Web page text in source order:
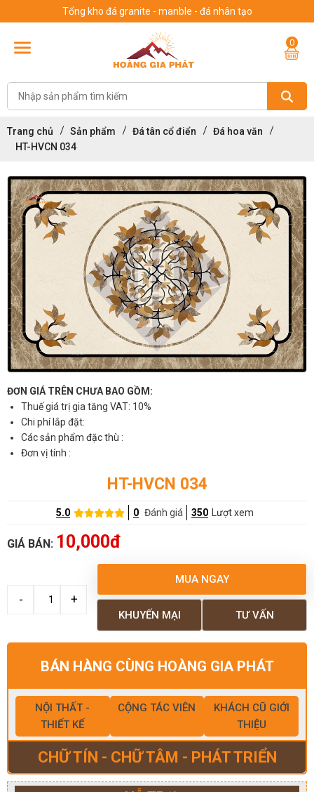
Tổng kho đá granite - manble - đá nhân tạo
0
Trang chủ Sản phẩm Đá tân cổ điển
Đá hoa văn
HT-HVCN 034
ĐƠN GIÁ TRÊN CHƯA BAO GỒM:
Thuế giá trị gia tăng VAT: 10%
Chi phí lắp đặt:
Các sản phẩm đặc thù :
Đơn vị tính :
HT-HVCN 034
5.0 0 Đánh giá 350 Lượt xem
GIÁ BÁN: 10,000đ
MUA NGAY
TƯ VẤN
KHUYẾN MẠI
BÁN HÀNG CÙNG HOÀNG GIA PHÁT
NỘI THẤT -
THIẾT KẾ
CỘNG TÁC VIÊN
KHÁCH CŨ GIỚI
THIỆU
CHỮ TÍN - CHỮ TÂM - PHÁT TRIỂN